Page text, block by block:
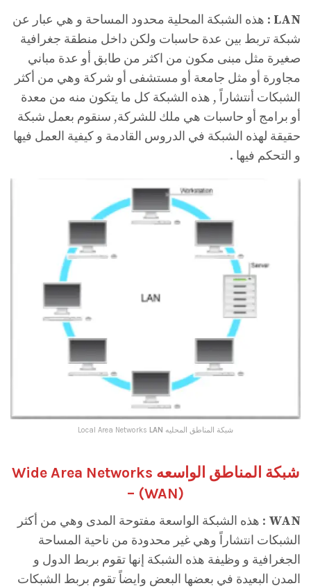
LAN : هذه الشبكة المحلية محدود المساحة و هي عبار عن
شبكة تربط بين عدة حاسبات ولكن داخل منطقة جغرافية
صغيرة مثل مبنى مكون من اكثر من طابق أو عدة مباني
مجاورة أو مثل جامعة أو مستشفى أو شركة وهي من أكثر
الشبكات أنتشاراً , هذه الشبكة كل ما يتكون منه من معدة
أو برامج أو حاسبات هي ملك للشركة, سنقوم بعمل شبكة
حقيقة لهذه الشبكة في الدروس القادمة و كيفية العمل فيها
و التحكم فيها .
شبكة المناطق المحليه Local Area Networks LAN
شبكة المناطق الواسعه Wide Area Networks
– (WAN)
WAN : هذه الشبكة الواسعة مفتوحة المدى وهي من أكثر
الشبكات انتشاراً وهي غير محدودة من ناحية المساحة
الجغرافية و وظيفة هذه الشبكة إنها تقوم بربط الدول و
المدن البعيدة في بعضها البعض وايضاً تقوم بربط الشبكات